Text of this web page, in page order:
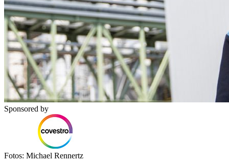
Sponsored by
Fotos: Michael Rennertz